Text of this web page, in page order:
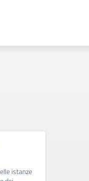
istanze